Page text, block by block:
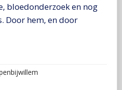
bloedonderzoek en nog
Door hem, en door